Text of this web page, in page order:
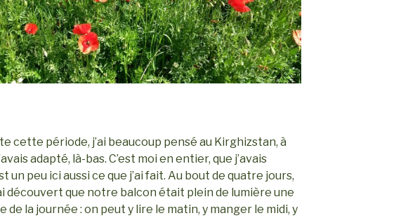
cette période, j’ai beaucoup pensé au Kirghizstan, à
adapté, là-bas. C’est moi en entier, que j’avais
un peu ici aussi ce que j’ai fait. Au bout de quatre jours,
découvert que notre balcon était plein de lumière une
de la journée : on peut y lire le matin, y manger le midi, y